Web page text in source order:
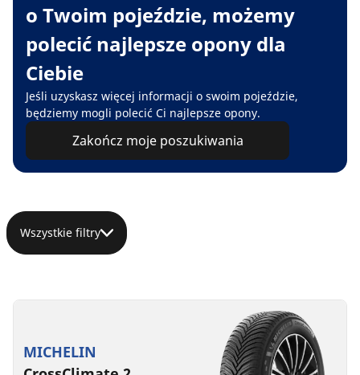
o Twoim pojeździe, możemy
polecić najlepsze opony dla
Ciebie
Jeśli uzyskasz więcej informacji o swoim pojeździe,
będziemy mogli polecić Ci najlepsze opony.
Zakończ moje poszukiwania
Wszystkie filtry
MICHELIN